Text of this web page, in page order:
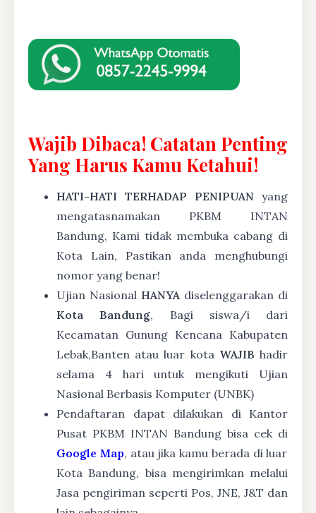
Wajib Dibaca! Catatan Penting
Yang Harus Kamu Ketahui!
HATI-HATI TERHADAP PENIPUAN yang
mengatasnamakan PKBM INTAN
Bandung, Kami tidak membuka cabang di
Kota Lain, Pastikan anda menghubungi
nomor yang benar!
Ujian Nasional HANYA diselenggarakan di
Kota Bandung, Bagi siswa/i dari
Kecamatan Gunung Kencana Kabupaten
Lebak,Banten atau luar kota WAJIB hadir
selama 4 hari untuk mengikuti Ujian
Nasional Berbasis Komputer (UNBK)
Pendaftaran dapat dilakukan di Kantor
Pusat PKBM INTAN Bandung bisa cek di
Google Map, atau jika kamu berada di luar
Kota Bandung, bisa mengirimkan melalui
Jasa pengiriman seperti Pos, JNE, J&T dan